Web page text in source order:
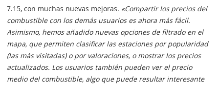
7.15, con muchas nuevas mejoras. «Compartir los precios del
combustible con los demás usuarios es ahora más fácil.
Asimismo, hemos añadido nuevas opciones de filtrado en el
mapa, que permiten clasificar las estaciones por popularidad
(las más visitadas) o por valoraciones, o mostrar los precios
actualizados. Los usuarios también pueden ver el precio
medio del combustible, algo que puede resultar interesante